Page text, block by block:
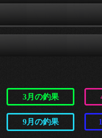
3月の釣果
9月の釣果